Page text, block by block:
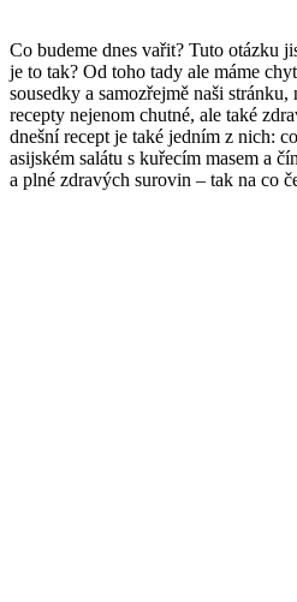
Co budeme dnes vařit? Tuto otázku
je to tak? Od toho tady ale máme
sousedky a samozřejmě naši
recepty nejenom chutné, ale také
dnešní recept je také jedním z nich:
asijském salátu s kuřecím masem a
a plné zdravých surovin – tak na co